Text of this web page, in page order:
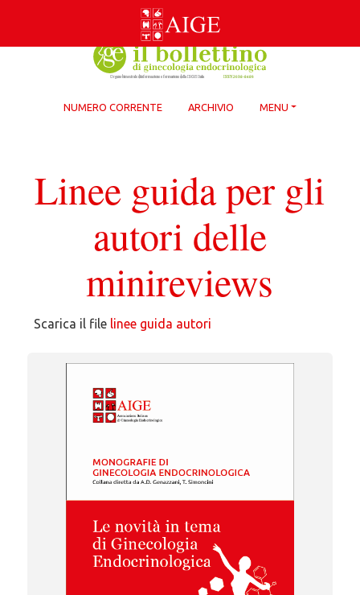
NUMERO CORRENTE ARCHIVIO MENU
Linee guida per gli
autori delle
minireviews
Scarica il file linee guida autori